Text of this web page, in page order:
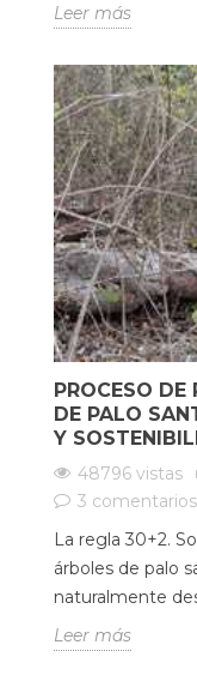
Leer más
PROCESO DE
DE PALO
Y
48796 vistas
3 comentarios
La regla 30+2.
árboles de palo
naturalmente
Leer más